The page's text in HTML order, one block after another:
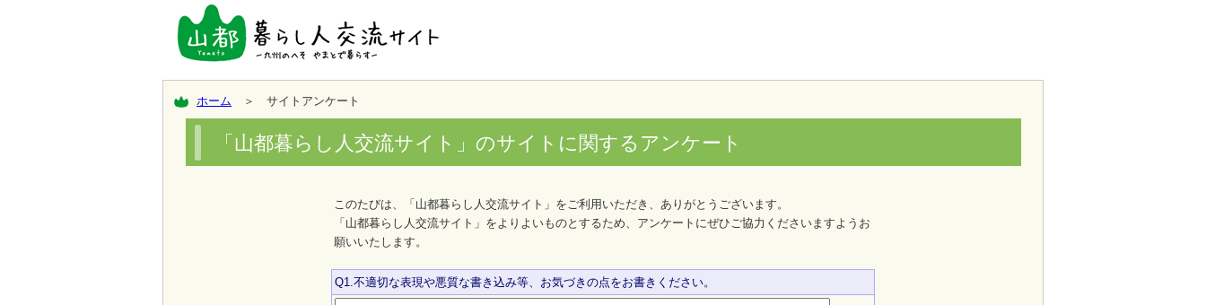
ホーム ＞ サイトアンケート
「山都暮らし人交流サイト」のサイトに関するアンケート
このたびは、「山都暮らし人交流サイト」をご利用いただき、ありがとうございます。
「山都暮らし人交流サイト」をよりよいものとするため、アンケートにぜひご協力くださいますようお
願いいたします。
Q1.不適切な表現や悪質な書き込み等、お気づきの点をお書きください。